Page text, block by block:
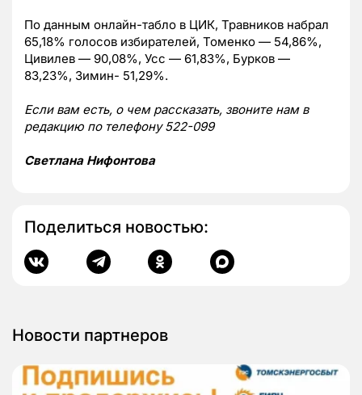
По данным онлайн-табло в ЦИК, Травников набрал
65,18% голосов избирателей, Томенко — 54,86%,
Цивилев — 90,08%, Усс — 61,83%, Бурков —
83,23%, Зимин- 51,29%.
Если вам есть, о чем рассказать, звоните нам в
редакцию по телефону 522-099
Светлана Нифонтова
Поделиться новостью:
Новости партнеров